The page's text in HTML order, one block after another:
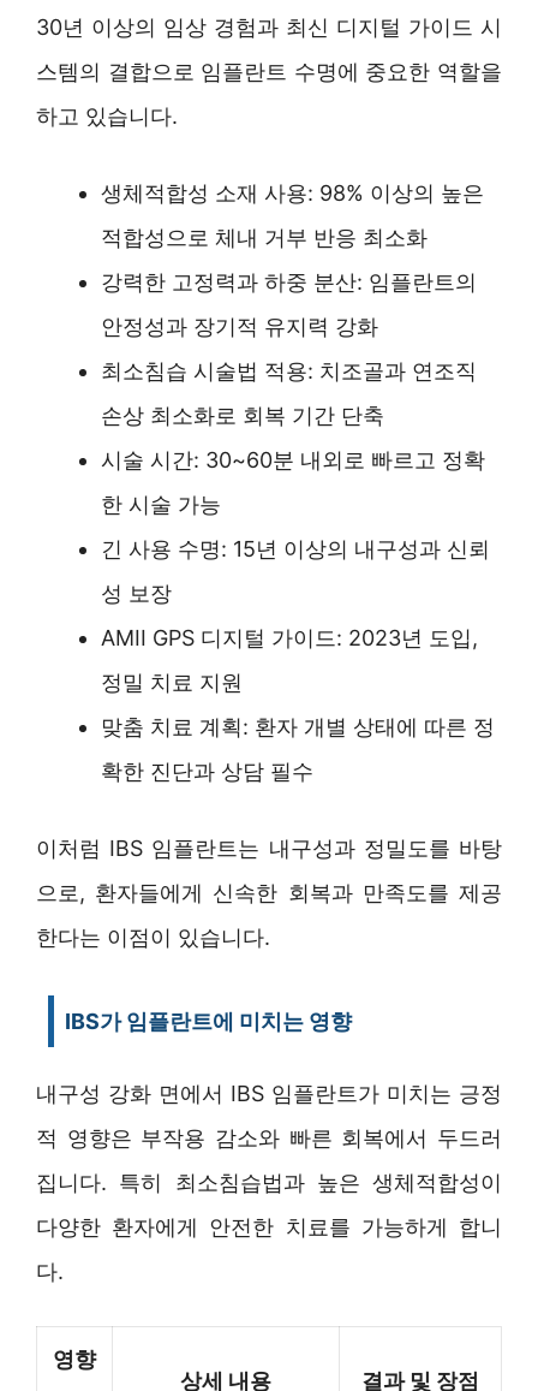
30년 이상의 임상 경험과 최신 디지털 가이드 시
스템의 결합으로 임플란트 수명에 중요한 역할을
하고 있습니다.
생체적합성 소재 사용: 98% 이상의 높은
적합성으로 체내 거부 반응 최소화
강력한 고정력과 하중 분산: 임플란트의
안정성과 장기적 유지력 강화
최소침습 시술법 적용: 치조골과 연조직
손상 최소화로 회복 기간 단축
시술 시간: 30~60분 내외로 빠르고 정확
한 시술 가능
긴 사용 수명: 15년 이상의 내구성과 신뢰
성 보장
AMII GPS 디지털 가이드: 2023년 도입,
정밀 치료 지원
맞춤 치료 계획: 환자 개별 상태에 따른 정
확한 진단과 상담 필수
이처럼 IBS 임플란트는 내구성과 정밀도를 바탕
으로, 환자들에게 신속한 회복과 만족도를 제공
한다는 이점이 있습니다.
IBS가 임플란트에 미치는 영향
내구성 강화 면에서 IBS 임플란트가 미치는 긍정
적 영향은 부작용 감소와 빠른 회복에서 두드러
집니다. 특히 최소침습법과 높은 생체적합성이
다양한 환자에게 안전한 치료를 가능하게 합니
다.
영향
상세 내용
결과 및 장점